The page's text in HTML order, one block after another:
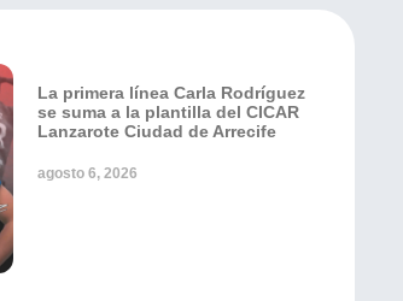
La primera línea Carla Rodríguez
se suma a la plantilla del CICAR
Lanzarote Ciudad de Arrecife
agosto 6, 2026